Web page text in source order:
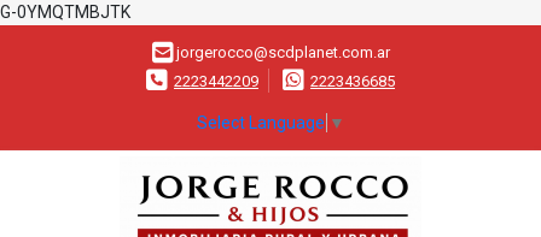
G-0YMQTMBJTK
jorgerocco@scdplanet.com.ar
2223442209
2223436685
Select Language ▼